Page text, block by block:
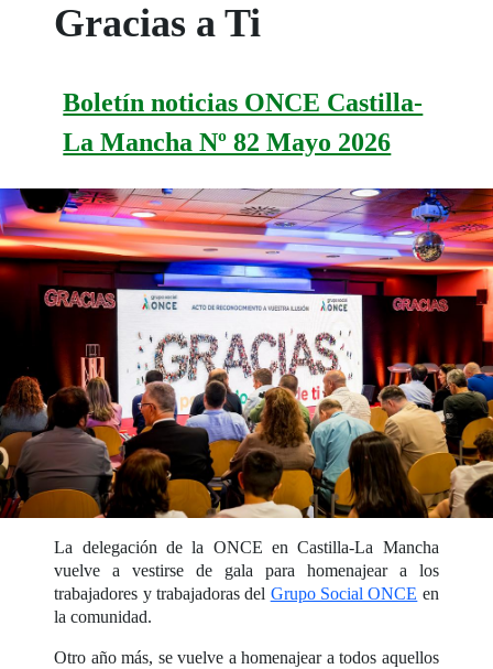
Gracias a Ti
Boletín noticias ONCE Castilla-
La Mancha Nº 82 Mayo 2026
La delegación de la ONCE en Castilla-La Mancha
vuelve a vestirse de gala para homenajear a los
trabajadores y trabajadoras del Grupo Social ONCE en
la comunidad.
Otro año más, se vuelve a homenajear a todos aquellos